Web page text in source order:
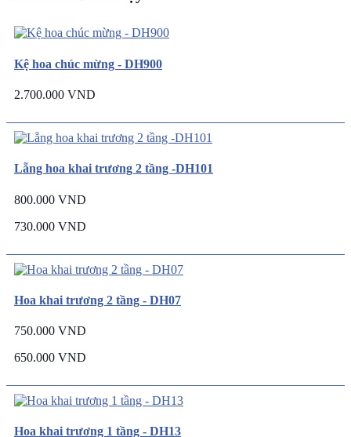
Kệ hoa chúc mừng - DH900
2.700.000 VND
Lẵng hoa khai trương 2 tầng -DH101
800.000 VND
730.000 VND
Hoa khai trương 2 tầng - DH07
750.000 VND
650.000 VND
Hoa khai trương 1 tầng - DH13